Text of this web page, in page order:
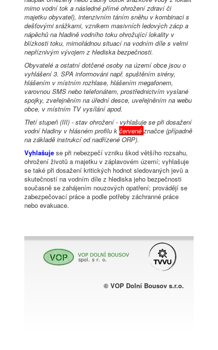
mimo vodní tok a následné přímé ohrožení zdraví či
majetku obyvatel), intenzivním táním sněhu v kombinaci s
dešťovými srážkami, vznikem masivních ledových zácp a
nápěchů na hladině vodního toku ohrožující lokality v
blízkosti toku, mimořádnou situací na vodním díle s velmi
nepříznivým vývojem z hlediska bezpečnosti.
Obyvatelé a ostatní dotčené osoby na území obce jsou o
vyhlášení 3. SPA informováni např. spuštěním sirény,
hlášením v místním rozhlase, hlášením megafonem,
varovnou SMS nebo telefonátem, prostřednictvím vyslané
spojky, zveřejněním na úřední desce, uveřejněním na webu
obce, v místním TV vysílání apod.
Třetí stupeň (III) - stav ohrožení - vyhlašuje se při dosažení
vodní hladiny v hlásném profilu k červené značce (případně
na základě instrukcí od nadřízené ORP).
Vyhlašuje se při nebezpečí vzniku škod většího rozsahu,
ohrožení životů a majetku v záplavovém území; vyhlašuje
se také při dosažení kritických hodnot sledovaných jevů a
skutečností na vodním díle z hlediska jeho bezpečnosti
současně se zahájením nouzových opatření; provádějí se
zabezpečovací práce a podle potřeby záchranné práce
nebo evakuace.
© VOP Dolní Bousov s.r.o.